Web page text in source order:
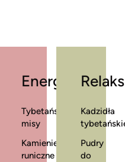
Energia
Tybetańskie
misy
Kamienie
runiczne
Relaks
Kadzidła
Pudry
do